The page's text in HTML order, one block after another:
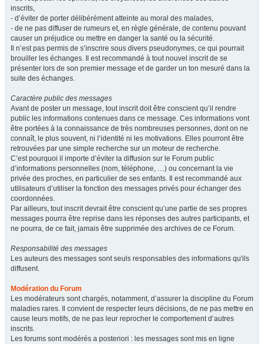
inscrits,
- d’éviter de porter délibérément atteinte au moral des malades,
- de ne pas diffuser de rumeurs et, en règle générale, de contenu pouvant
causer un préjudice ou mettre en danger la santé ou la sécurité.
Il n’est pas permis de s’inscrire sous divers pseudonymes, ce qui pourrait
brouiller les échanges. Il est recommandé à tout nouvel inscrit de se
présenter lors de son premier message et de garder un ton mesuré dans la
suite des échanges.
Caractère public des messages
Avant de poster un message, tout inscrit doit être conscient qu’il rendre
public les informations contenues dans ce message. Ces informations vont
être portées à la connaissance de très nombreuses personnes, dont on ne
connaît, le plus souvent, ni l’identité ni les motivations. Elles pourront être
retrouvées par une simple recherche sur un moteur de recherche.
C’est pourquoi il importe d’éviter la diffusion sur le Forum public
d’informations personnelles (nom, téléphone, …) ou concernant la vie
privée des proches, en particulier de ses enfants. Il est recommandé aux
utilisateurs d’utiliser la fonction des messages privés pour échanger des
coordonnées.
Par ailleurs, tout inscrit devrait être conscient qu’une partie de ses propres
messages pourra être reprise dans les réponses des autres participants, et
ne pourra, de ce fait, jamais être supprimée des archives de ce Forum.
Responsabilité des messages
Les auteurs des messages sont seuls responsables des informations qu'ils
diffusent.
Modération du Forum
Les modérateurs sont chargés, notamment, d’assurer la discipline du Forum
maladies rares. Il convient de respecter leurs décisions, de ne pas mettre en
cause leurs motifs, de ne pas leur reprocher le comportement d’autres
inscrits.
Les forums sont modérés a posteriori : les messages sont mis en ligne